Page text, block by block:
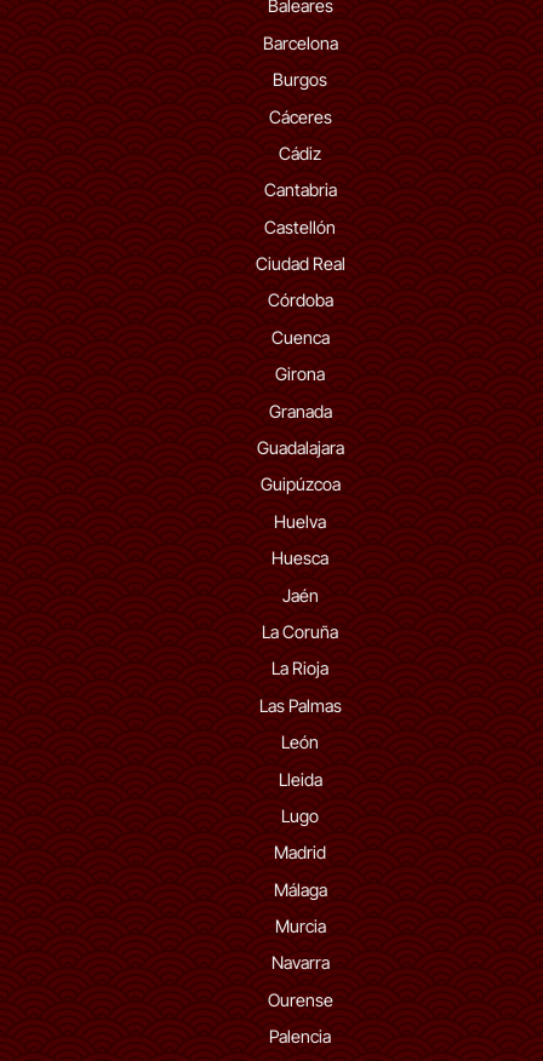
Baleares
Barcelona
Burgos
Cáceres
Cádiz
Cantabria
Castellón
Ciudad Real
Córdoba
Cuenca
Girona
Granada
Guadalajara
Guipúzcoa
Huelva
Huesca
Jaén
La Coruña
La Rioja
Las Palmas
León
Lleida
Lugo
Madrid
Málaga
Murcia
Navarra
Ourense
Palencia